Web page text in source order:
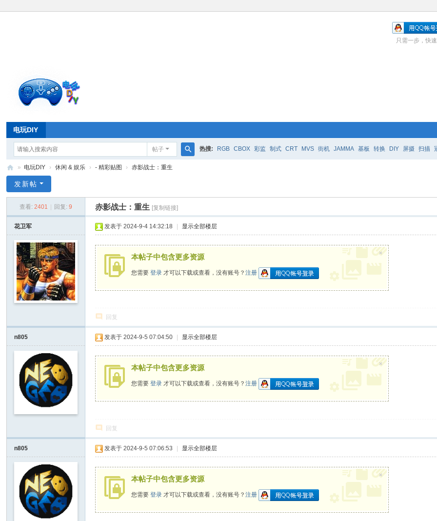
只需一步，快
电玩DIY
帖子 热搜: RGB CBOX 彩监 制式 CRT MVS 街机 JAMMA 基板 转换 DIY 屏摄 扫描
玩
e
» 电玩DIY › 休闲 & 娱乐 › - 精彩贴图 › 赤影战士：重生
发新帖
查看: 2401 回复: 9 赤影战士：重生 [复制链接]
花卫军 发表于 2024-9-4 14:32:18 显示全部楼层
本帖子中包含更多资源
您需要登录 才可以下载或查看，没有账号？注册
×
回复
n805 发表于 2024-9-5 07:04:50 显示全部楼层
本帖子中包含更多资源
您需要登录 才可以下载或查看，没有账号？注册
×
回复
n805 发表于 2024-9-5 07:06:53 显示全部楼层
本帖子中包含更多资源
您需要登录 才可以下载或查看，没有账号？注册
×